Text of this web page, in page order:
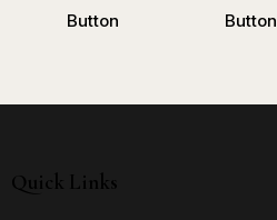
Button Button
Quick Links